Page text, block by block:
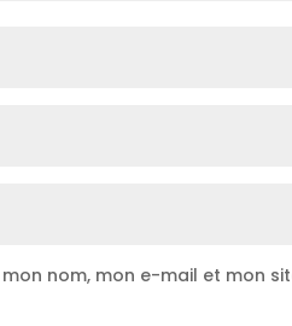
mon nom, mon e-mail et mon